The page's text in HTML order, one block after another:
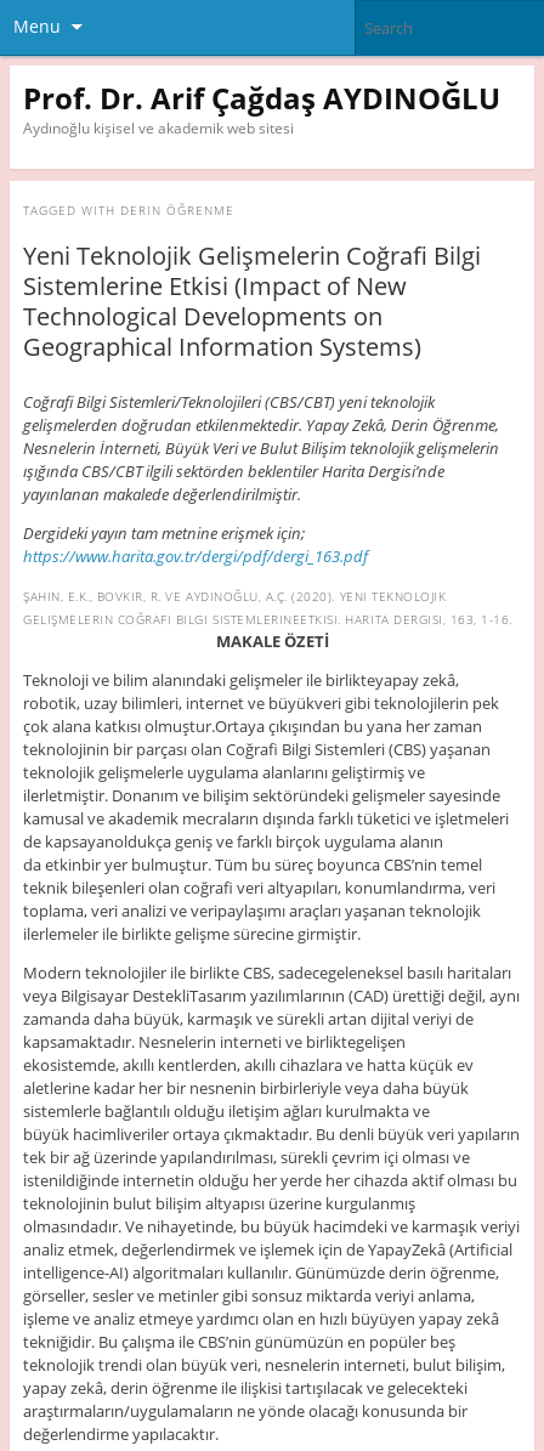
Menu
Prof. Dr. Arif Çağdaş AYDINOĞLU
Aydınoğlu kişisel ve akademik web sitesi
TAGGED WITH DERIN ÖĞRENME
Yeni Teknolojik Gelişmelerin Coğrafi Bilgi
Sistemlerine Etkisi (Impact of New
Technological Developments on
Geographical Information Systems)
Coğrafi Bilgi Sistemleri/Teknolojileri (CBS/CBT) yeni teknolojik
gelişmelerden doğrudan etkilenmektedir. Yapay Zekâ, Derin Öğrenme,
Nesnelerin İnterneti, Büyük Veri ve Bulut Bilişim teknolojik gelişmelerin
ışığında CBS/CBT ilgili sektörden beklentiler Harita Dergisi’nde
yayınlanan makalede değerlendirilmiştir.
Dergideki yayın tam metnine erişmek için;
https://www.harita.gov.tr/dergi/pdf/dergi_163.pdf
ŞAHIN, E.K., BOVKIR, R. VE AYDINOĞLU, A.Ç. (2020). YENI TEKNOLOJIK
GELIŞMELERIN COĞRAFI BILGI SISTEMLERINEETKISI. HARITA DERGISI, 163, 1-16.
MAKALE ÖZETİ
Teknoloji ve bilim alanındaki gelişmeler ile birlikteyapay zekâ,
robotik, uzay bilimleri, internet ve büyükveri gibi teknolojilerin pek
çok alana katkısı olmuştur.Ortaya çıkışından bu yana her zaman
teknolojinin bir parçası olan Coğrafi Bilgi Sistemleri (CBS) yaşanan
teknolojik gelişmelerle uygulama alanlarını geliştirmiş ve
ilerletmiştir. Donanım ve bilişim sektöründeki gelişmeler sayesinde
kamusal ve akademik mecraların dışında farklı tüketici ve işletmeleri
de kapsayanoldukça geniş ve farklı birçok uygulama alanın
da etkinbir yer bulmuştur. Tüm bu süreç boyunca CBS’nin temel
teknik bileşenleri olan coğrafi veri altyapıları, konumlandırma, veri
toplama, veri analizi ve veripaylaşımı araçları yaşanan teknolojik
ilerlemeler ile birlikte gelişme sürecine girmiştir.
Modern teknolojiler ile birlikte CBS, sadecegeleneksel basılı haritaları
veya Bilgisayar DestekliTasarım yazılımlarının (CAD) ürettiği değil, aynı
zamanda daha büyük, karmaşık ve sürekli artan dijital veriyi de
kapsamaktadır. Nesnelerin interneti ve birliktegelişen
ekosistemde, akıllı kentlerden, akıllı cihazlara ve hatta küçük ev
aletlerine kadar her bir nesnenin birbirleriyle veya daha büyük
sistemlerle bağlantılı olduğu iletişim ağları kurulmakta ve
büyük hacimliveriler ortaya çıkmaktadır. Bu denli büyük veri yapıların
tek bir ağ üzerinde yapılandırılması, sürekli çevrim içi olması ve
istenildiğinde internetin olduğu her yerde her cihazda aktif olması bu
teknolojinin bulut bilişim altyapısı üzerine kurgulanmış
olmasındadır. Ve nihayetinde, bu büyük hacimdeki ve karmaşık veriyi
analiz etmek, değerlendirmek ve işlemek için de YapayZekâ (Artificial
intelligence-AI) algoritmaları kullanılır. Günümüzde derin öğrenme,
görseller, sesler ve metinler gibi sonsuz miktarda veriyi anlama,
işleme ve analiz etmeye yardımcı olan en hızlı büyüyen yapay zekâ
tekniğidir. Bu çalışma ile CBS’nin günümüzün en popüler beş
teknolojik trendi olan büyük veri, nesnelerin interneti, bulut bilişim,
yapay zekâ, derin öğrenme ile ilişkisi tartışılacak ve gelecekteki
araştırmaların/uygulamaların ne yönde olacağı konusunda bir
değerlendirme yapılacaktır.